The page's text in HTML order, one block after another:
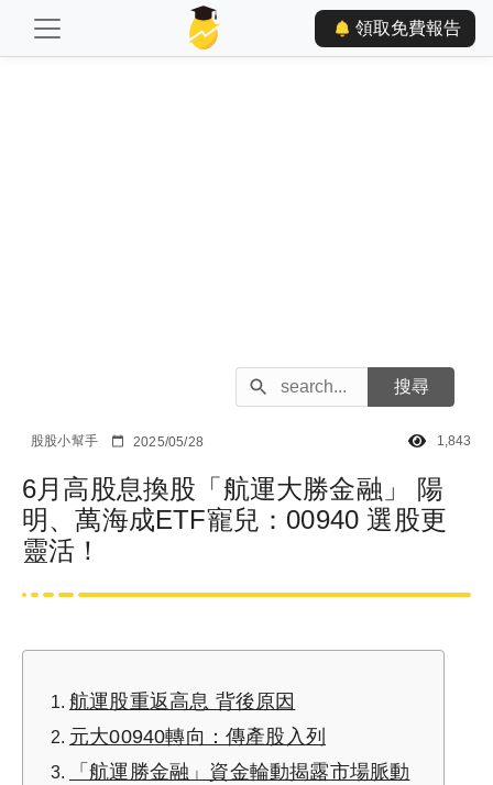
領取免費報告
股股小幫手 2025/05/28 1,843
6月高股息換股「航運大勝金融」 陽
明、萬海成ETF寵兒：00940 選股更
靈活！
航運股重返高息 背後原因
元大00940轉向：傳產股入列
「航運勝金融」資金輪動揭露市場脈動